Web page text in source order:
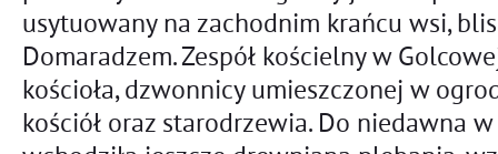
usytuowany na zachodnim krańcu wsi,
Domaradzem. Zespół kościelny w
kościoła, dzwonnicy umieszczonej w
kościół oraz starodrzewia. Do niedawna w